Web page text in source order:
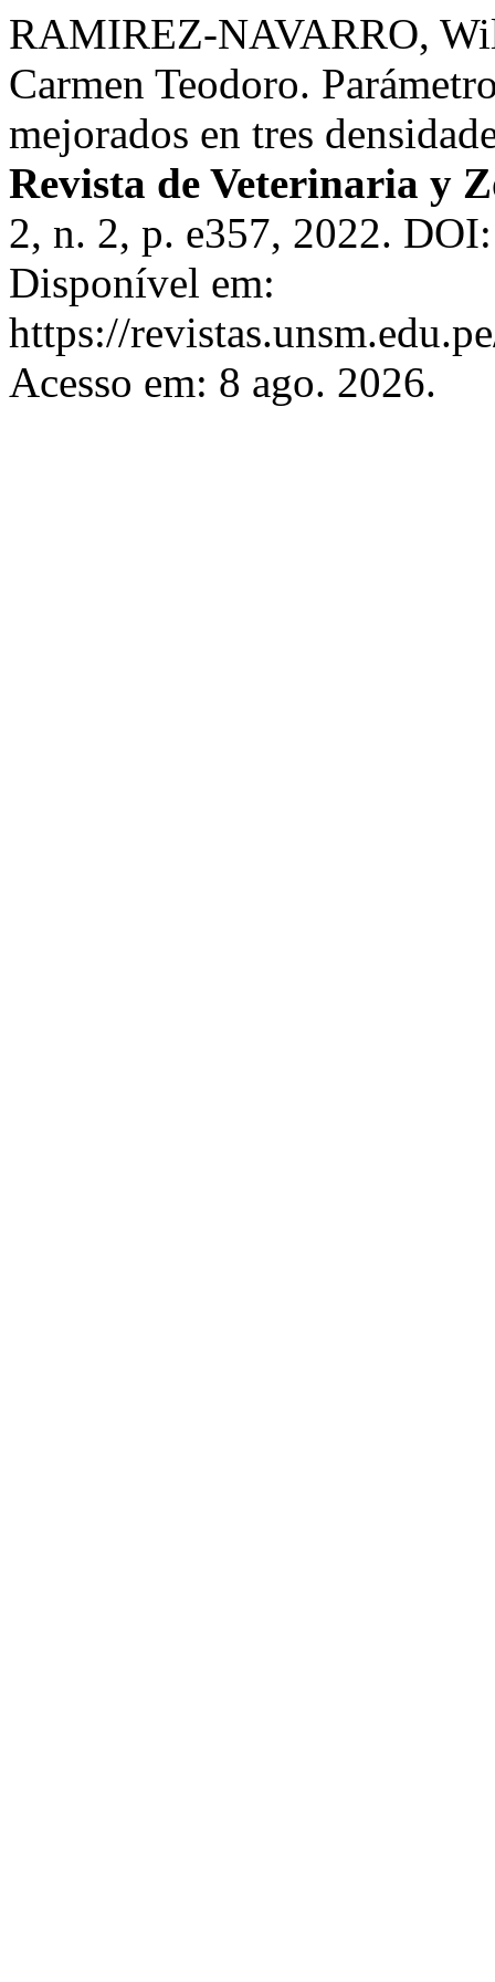
RAMIREZ-NAVARRO,
Carmen Teodoro.
mejorados en tres
Revista de Veterinaria y
2, n. 2, p. e357, 2022.
Disponível em:
https://
Acesso em: 8 ago. 2026.